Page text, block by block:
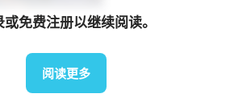
将举办的展览列表
或免费注册以继续阅读。
阅读更多